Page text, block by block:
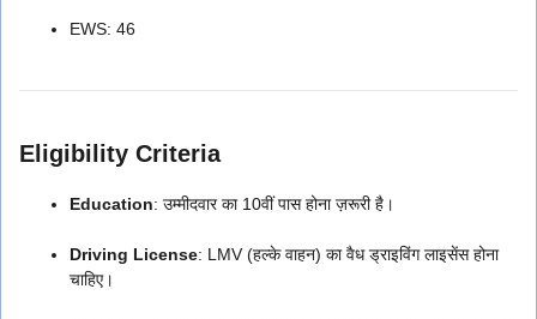
EWS: 46
Eligibility Criteria
Education: उम्मीदवार का 10वीं पास होना ज़रूरी है।
Driving License: LMV (हल्के वाहन) का वैध ड्राइविंग लाइसेंस होना
चाहिए।